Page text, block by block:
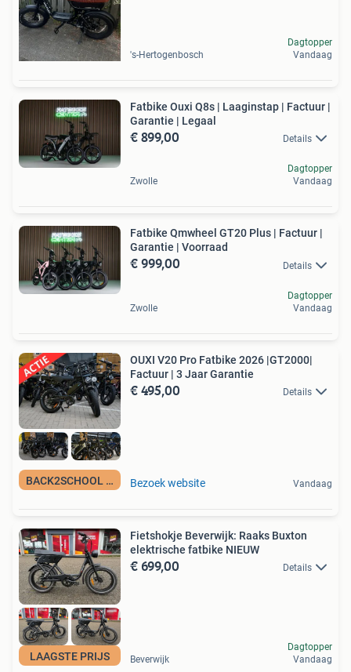
's-Hertogenbosch
Dagtopper
Vandaag
Fatbike Ouxi Q8s | Laaginstap | Factuur |
Garantie | Legaal
€ 899,00 Details
Zwolle
Dagtopper
Vandaag
Fatbike Qmwheel GT20 Plus | Factuur |
Garantie | Voorraad
€ 999,00 Details
Zwolle
Dagtopper
Vandaag
BACK2SCHOOL ACTIE
OUXI V20 Pro Fatbike 2026 |GT2000|
Factuur | 3 Jaar Garantie
€ 495,00 Details
Bezoek website Vandaag
LAAGSTE PRIJS
Fietshokje Beverwijk: Raaks Buxton
elektrische fatbike NIEUW
€ 699,00 Details
Beverwijk
Dagtopper
Vandaag